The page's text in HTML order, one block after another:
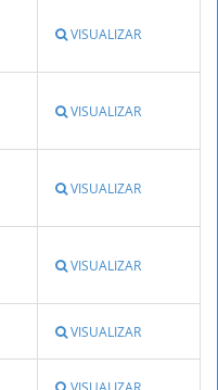
VISUALIZAR
VISUALIZAR
VISUALIZAR
VISUALIZAR
VISUALIZAR